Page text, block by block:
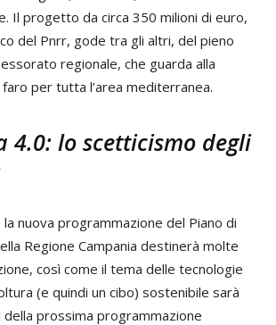
Il progetto da circa 350 milioni di euro,
del Pnrr, gode tra gli altri, del pieno
regionale, che guarda alla
per tutta l’area mediterranea.
4.0: lo scetticismo degli
la nuova programmazione del Piano di
Regione Campania destinerà molte
così come il tema delle tecnologie
(e quindi un cibo) sostenibile sarà
della prossima programmazione